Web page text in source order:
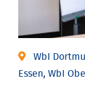
WbI
Essen, WbI